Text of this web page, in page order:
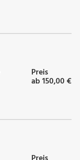
Preis
ab 150,00 €